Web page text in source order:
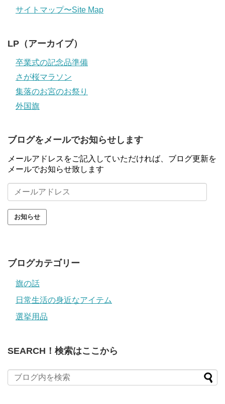
サイトマップ〜Site Map
LP（アーカイブ）
卒業式の記念品準備
さが桜マラソン
集落のお宮のお祭り
外国旗
ブログをメールでお知らせします
メールアドレスをご記入していただければ、ブログ更新を
メールでお知らせ致します
ー
ル
ア
ブログカテゴリー
旗の話
日常生活の身近なアイテム
選挙用品
SEARCH！検索はここから